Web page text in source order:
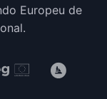
Europeu de